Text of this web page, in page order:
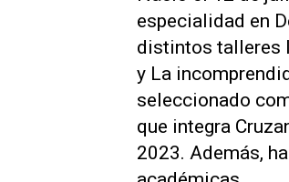
especialidad en
distintos talleres
y La
seleccionado
que integra
2023. Además,